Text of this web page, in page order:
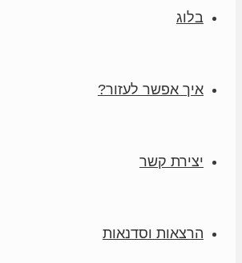
בלוג
איך אפשר לעזור?
יצירת קשר
הרצאות וסדנאות